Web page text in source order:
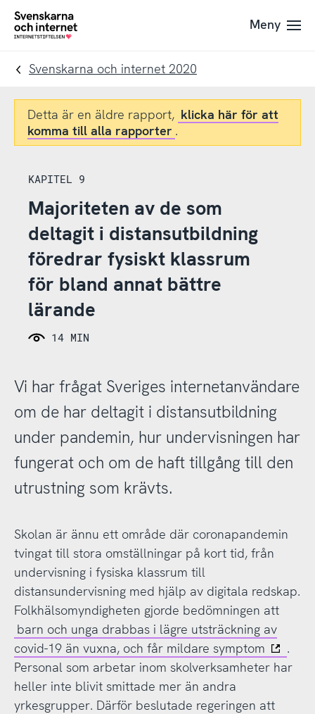
Till
navigation
Till
innehåll
To
Meny
Svenskarna och internet 2020
Detta är en äldre rapport, klicka här för att
komma till alla rapporter .
KAPITEL 9
Majoriteten av de som
deltagit i distansutbildning
föredrar fysiskt klassrum
för bland annat bättre
lärande
14 MIN
Vi har frågat Sveriges internetanvändare
om de har deltagit i distansutbildning
under pandemin, hur undervisningen har
fungerat och om de haft tillgång till den
utrustning som krävts.
Skolan är ännu ett område där coronapandemin
tvingat till stora omställningar på kort tid, från
undervisning i fysiska klassrum till
distansundervisning med hjälp av digitala redskap.
Folkhälsomyndigheten gjorde bedömningen att
barn och unga drabbas i lägre utsträckning av
covid-19 än vuxna, och får mildare symptom
.
Personal som arbetar inom skolverksamheter har
heller inte blivit smittade mer än andra
yrkesgrupper. Därför beslutade regeringen att